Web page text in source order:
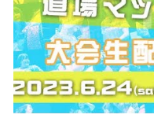
Recomeço na AEW:
Jon Moxley salvou a
junto dos fãs
SCSA867-Aug 07 2026
Drama no